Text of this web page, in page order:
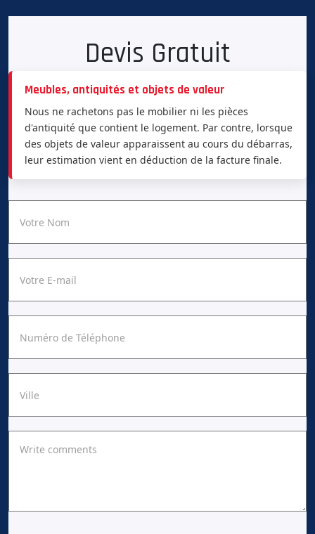
Devis Gratuit
Meubles, antiquités et objets de valeur
Nous ne rachetons pas le mobilier ni les pièces
d'antiquité que contient le logement. Par contre, lorsque
des objets de valeur apparaissent au cours du débarras,
leur estimation vient en déduction de la facture finale.